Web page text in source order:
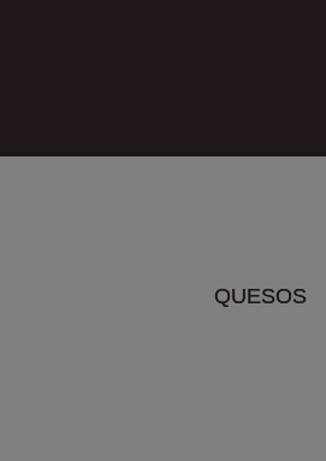
forma de felicitar las Pascuas